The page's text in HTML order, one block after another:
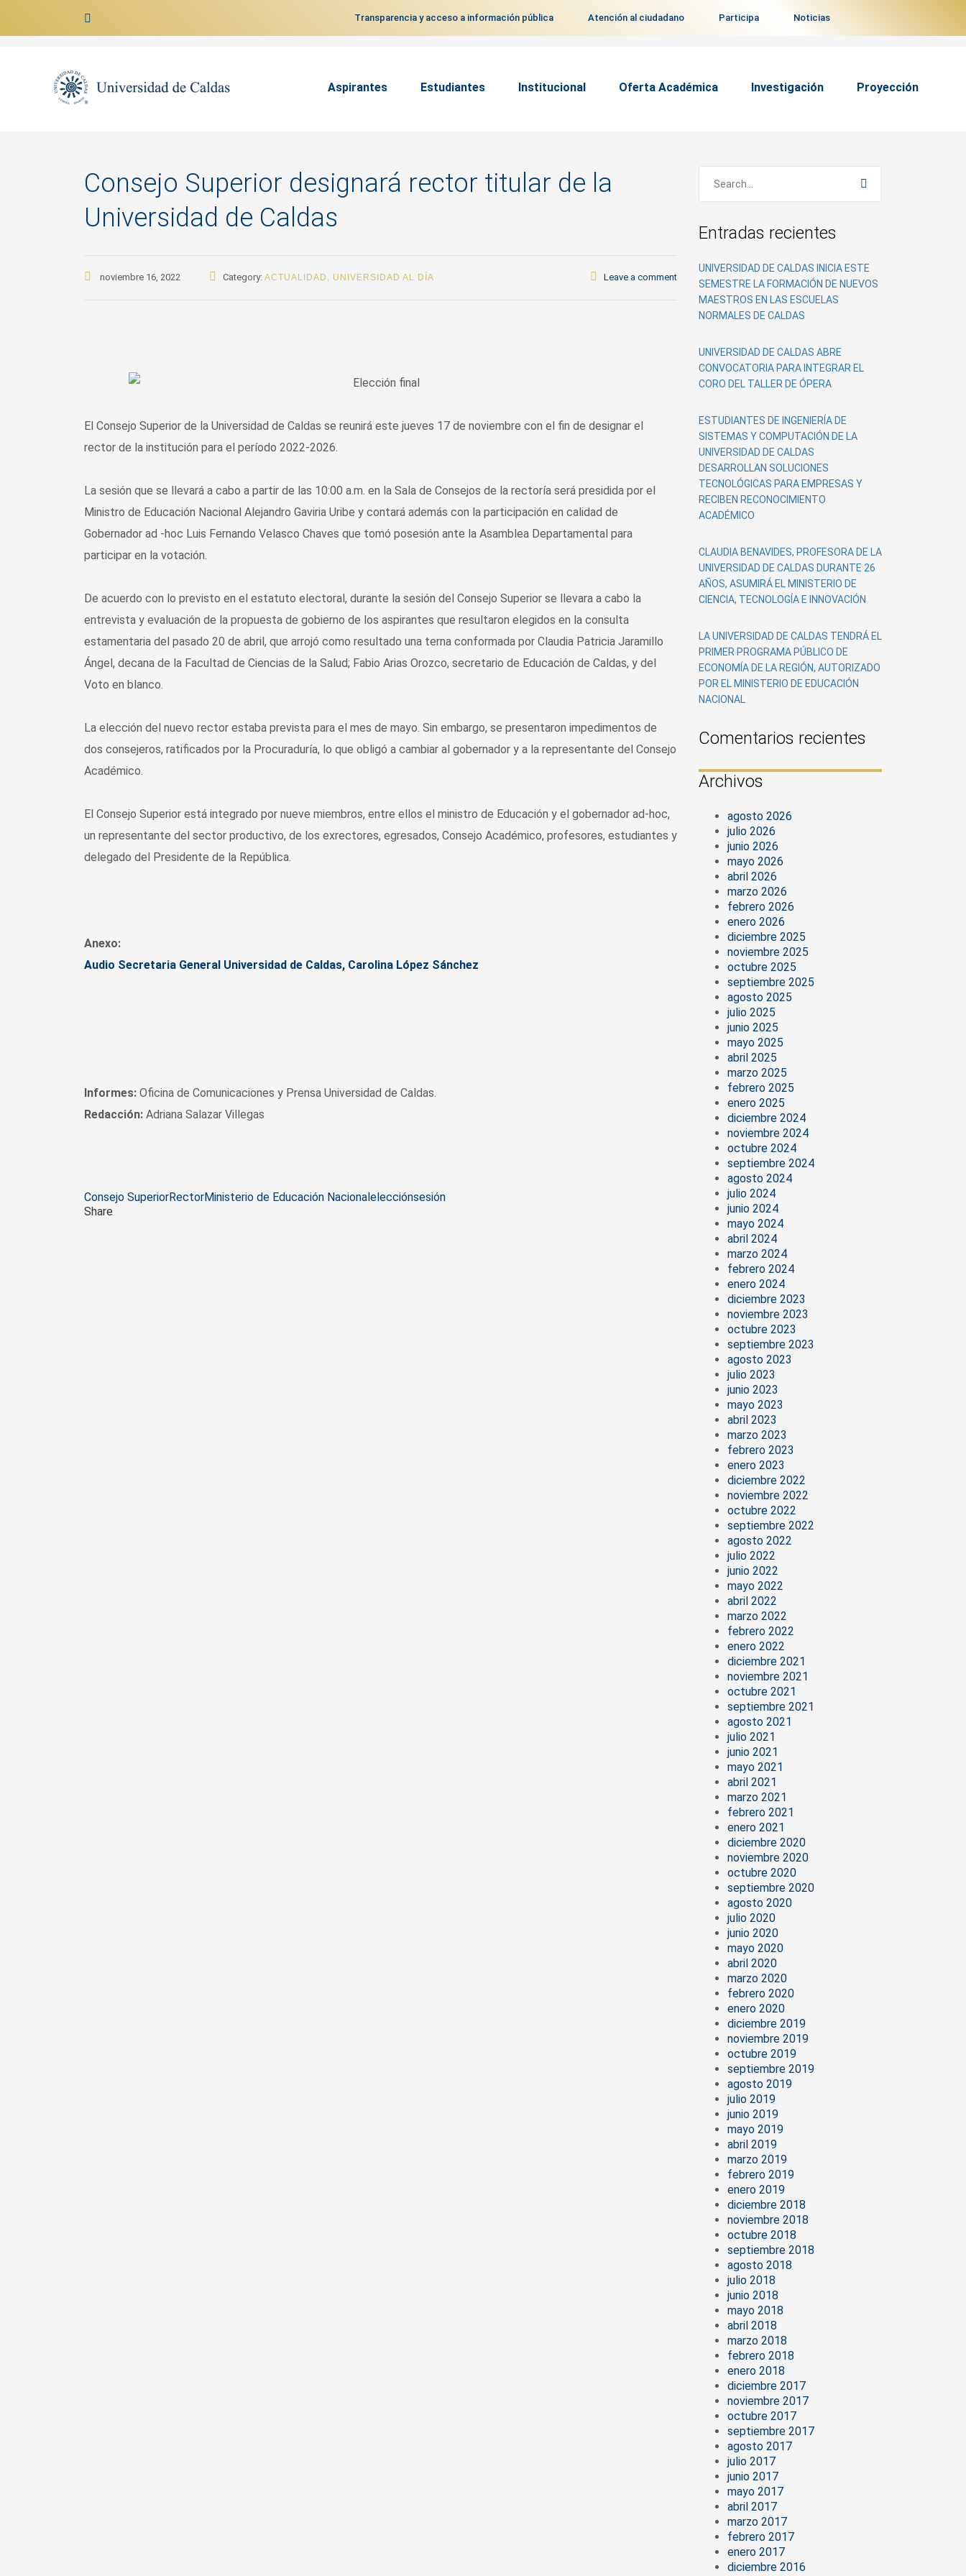
Transparencia y acceso a información pública Atención al ciudadano Participa Noticias
Aspirantes Estudiantes Institucional Oferta Académica Investigación Proyección
Consejo Superior designará rector titular de la
Universidad de Caldas
noviembre 16, 2022 Category: ACTUALIDAD , UNIVERSIDAD AL DÍA Leave a comment
El Consejo Superior de la Universidad de Caldas se reunirá este jueves 17 de noviembre con el fin de designar el
rector de la institución para el período 2022-2026.
La sesión que se llevará a cabo a partir de las 10:00 a.m. en la Sala de Consejos de la rectoría será presidida por el
Ministro de Educación Nacional Alejandro Gaviria Uribe y contará además con la participación en calidad de
Gobernador ad -hoc Luis Fernando Velasco Chaves que tomó posesión ante la Asamblea Departamental para
participar en la votación.
De acuerdo con lo previsto en el estatuto electoral, durante la sesión del Consejo Superior se llevara a cabo la
entrevista y evaluación de la propuesta de gobierno de los aspirantes que resultaron elegidos en la consulta
estamentaria del pasado 20 de abril, que arrojó como resultado una terna conformada por Claudia Patricia Jaramillo
Ángel, decana de la Facultad de Ciencias de la Salud; Fabio Arias Orozco, secretario de Educación de Caldas, y del
Voto en blanco.
La elección del nuevo rector estaba prevista para el mes de mayo. Sin embargo, se presentaron impedimentos de
dos consejeros, ratificados por la Procuraduría, lo que obligó a cambiar al gobernador y a la representante del Consejo
Académico.
El Consejo Superior está integrado por nueve miembros, entre ellos el ministro de Educación y el gobernador ad-hoc,
un representante del sector productivo, de los exrectores, egresados, Consejo Académico, profesores, estudiantes y
delegado del Presidente de la República.
Anexo:
Audio Secretaria General Universidad de Caldas, Carolina López Sánchez
Informes: Oficina de Comunicaciones y Prensa Universidad de Caldas.
Redacción: Adriana Salazar Villegas
Tags
Consejo SuperiorRectorMinisterio de Educación Nacionalelecciónsesión
Share
Entradas recientes
UNIVERSIDAD DE CALDAS INICIA ESTE
SEMESTRE LA FORMACIÓN DE NUEVOS
MAESTROS EN LAS ESCUELAS
NORMALES DE CALDAS
UNIVERSIDAD DE CALDAS ABRE
CONVOCATORIA PARA INTEGRAR EL
CORO DEL TALLER DE ÓPERA
ESTUDIANTES DE INGENIERÍA DE
SISTEMAS Y COMPUTACIÓN DE LA
UNIVERSIDAD DE CALDAS
DESARROLLAN SOLUCIONES
TECNOLÓGICAS PARA EMPRESAS Y
RECIBEN RECONOCIMIENTO
ACADÉMICO
CLAUDIA BENAVIDES, PROFESORA DE LA
UNIVERSIDAD DE CALDAS DURANTE 26
AÑOS, ASUMIRÁ EL MINISTERIO DE
CIENCIA, TECNOLOGÍA E INNOVACIÓN
LA UNIVERSIDAD DE CALDAS TENDRÁ EL
PRIMER PROGRAMA PÚBLICO DE
ECONOMÍA DE LA REGIÓN, AUTORIZADO
POR EL MINISTERIO DE EDUCACIÓN
NACIONAL
Comentarios recientes
Archivos
agosto 2026
julio 2026
junio 2026
mayo 2026
abril 2026
marzo 2026
febrero 2026
enero 2026
diciembre 2025
noviembre 2025
octubre 2025
septiembre 2025
agosto 2025
julio 2025
junio 2025
mayo 2025
abril 2025
marzo 2025
febrero 2025
enero 2025
diciembre 2024
noviembre 2024
octubre 2024
septiembre 2024
agosto 2024
julio 2024
junio 2024
mayo 2024
abril 2024
marzo 2024
febrero 2024
enero 2024
diciembre 2023
noviembre 2023
octubre 2023
septiembre 2023
agosto 2023
julio 2023
junio 2023
mayo 2023
abril 2023
marzo 2023
febrero 2023
enero 2023
diciembre 2022
noviembre 2022
octubre 2022
septiembre 2022
agosto 2022
julio 2022
junio 2022
mayo 2022
abril 2022
marzo 2022
febrero 2022
enero 2022
diciembre 2021
noviembre 2021
octubre 2021
septiembre 2021
agosto 2021
julio 2021
junio 2021
mayo 2021
abril 2021
marzo 2021
febrero 2021
enero 2021
diciembre 2020
noviembre 2020
octubre 2020
septiembre 2020
agosto 2020
julio 2020
junio 2020
mayo 2020
abril 2020
marzo 2020
febrero 2020
enero 2020
diciembre 2019
noviembre 2019
octubre 2019
septiembre 2019
agosto 2019
julio 2019
junio 2019
mayo 2019
abril 2019
marzo 2019
febrero 2019
enero 2019
diciembre 2018
noviembre 2018
octubre 2018
septiembre 2018
agosto 2018
julio 2018
junio 2018
mayo 2018
abril 2018
marzo 2018
febrero 2018
enero 2018
diciembre 2017
noviembre 2017
octubre 2017
septiembre 2017
agosto 2017
julio 2017
junio 2017
mayo 2017
abril 2017
marzo 2017
febrero 2017
enero 2017
diciembre 2016